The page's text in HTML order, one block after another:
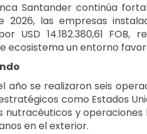
Santander continúa
las empresas
USD 14.182.380,61
ecosistema un entorno
se realizaron seis
como Estados
y
en el exterior.